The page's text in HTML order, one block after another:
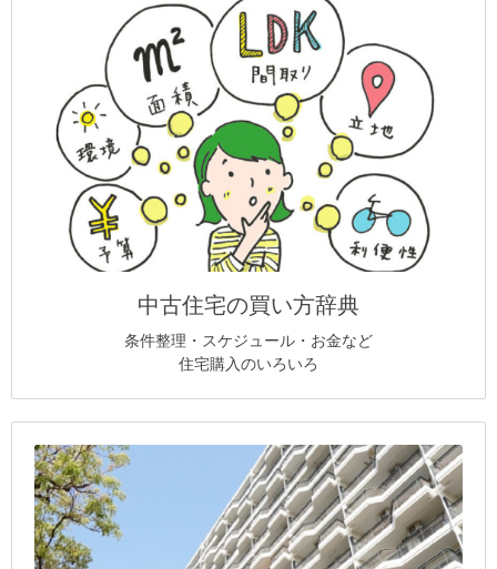
中古住宅の買い方辞典
条件整理・スケジュール・お金など
住宅購入のいろいろ